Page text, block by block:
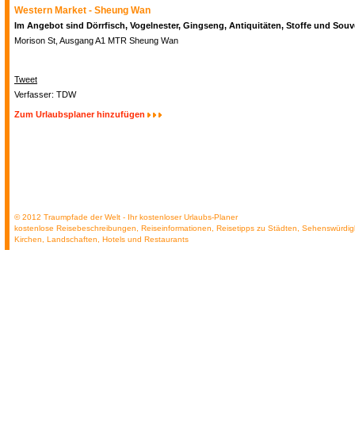
Western Market - Sheung Wan
Im Angebot sind Dörrfisch, Vogelnester, Gingseng, Antiquitäten, Stoffe und
Morison St, Ausgang A1 MTR Sheung Wan
Tweet
Verfasser: TDW
Zum Urlaubsplaner hinzufügen
© 2012 Traumpfade der Welt - Ihr kostenloser Urlaubs-Planer
kostenlose Reisebeschreibungen, Reiseinformationen, Reisetipps zu Städten,
Kirchen, Landschaften, Hotels und Restaurants